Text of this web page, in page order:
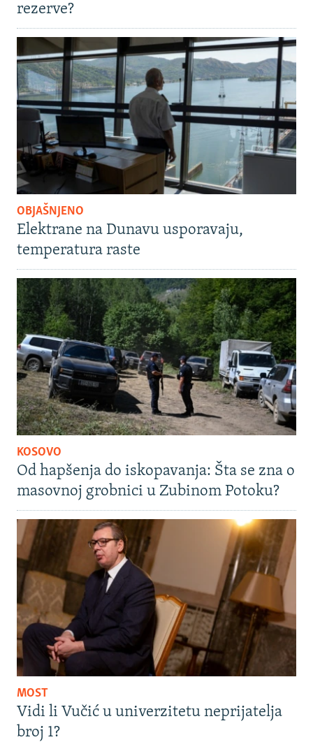
rezerve?
OBJAŠNJENO
Elektrane na Dunavu usporavaju,
temperatura raste
KOSOVO
Od hapšenja do iskopavanja: Šta se zna o
masovnoj grobnici u Zubinom Potoku?
MOST
Vidi li Vučić u univerzitetu neprijatelja
broj 1?